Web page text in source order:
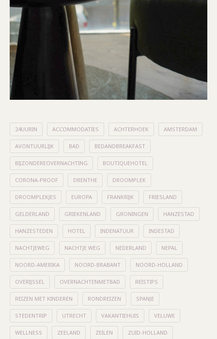
24UURIN ACCOMMODATIES ACHTERHOEK AMSTERDAM
AVONTUURLIJK BAD BEDANDBREAKFAST
BIJZONDEREOVERNACHTING BOUTIQUEHOTEL
CORONA-PROOF DRENTHE DROOMPLEK
DROOMPLEKJES EUROPA FRANKRIJK FRIESLAND
GELDERLAND GRIEKENLAND GRONINGEN HANZESTAD
HANZESTEDEN HOTEL INDENATUUR INDESTAD
NACHTJEWEG NACHTJE WEG NEDERLAND NEPAL
NOORD-AMERIKA NOORD-BRABANT NOORD-HOLLAND
OVERIJSSEL OVERNACHTENMETBAD REISTIPS
REIZEN MET KINDEREN RONDREIZEN SPANJE
STEDENTRIP UTRECHT VAKANTIEHUIS VELUWE
WELLNESS ZEELAND ZEILEN ZUID-HOLLAND